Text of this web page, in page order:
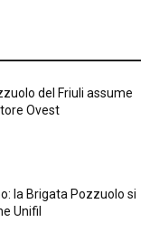
del Friuli assume
Ovest
la Brigata Pozzuolo si
Unifil